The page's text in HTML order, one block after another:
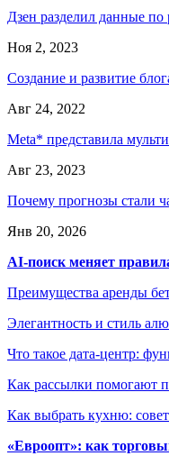
Дзен разделил данные
Ноя 2, 2023
Создание и развитие
Авг 24, 2022
Meta* представила
Авг 23, 2023
Почему прогнозы стали
Янв 20, 2026
AI-поиск меняет
Преимущества аренды
Элегантность и стиль
Что такое дата-центр:
Как рассылки помогают
Как выбрать кухню:
«Евроопт»: как